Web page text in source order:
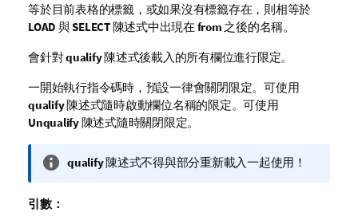
等於目前表格的標籤，或如果沒有標籤存在，則相等於
LOAD 與SELECT陳述式中出現在 from 之後的名稱。
會針對qualify陳述式後載入的所有欄位進行限定。
一開始執行指令碼時，預設一律會關閉限定。可使用
qualify陳述式隨時啟動欄位名稱的限定。可使用
Unqualify陳述式隨時關閉限定。
資
qualify陳述式不得與部分重新載入一起使用！
引數：